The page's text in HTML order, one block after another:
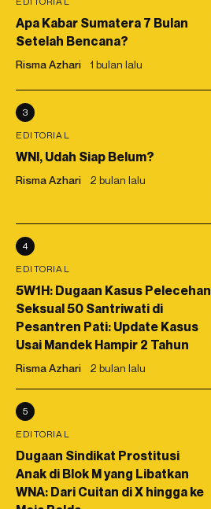
Apa Kabar Sumatera 7 Bulan
Setelah Bencana?
Risma Azhari 1 bulan lalu
3
EDITORIAL
WNI, Udah Siap Belum?
Risma Azhari 2 bulan lalu
4
EDITORIAL
5W1H: Dugaan Kasus Pelecehan
Seksual 50 Santriwati di
Pesantren Pati: Update Kasus
Usai Mandek Hampir 2 Tahun
Risma Azhari 2 bulan lalu
5
EDITORIAL
Dugaan Sindikat Prostitusi
Anak di Blok M yang Libatkan
WNA: Dari Cuitan di X hingga ke